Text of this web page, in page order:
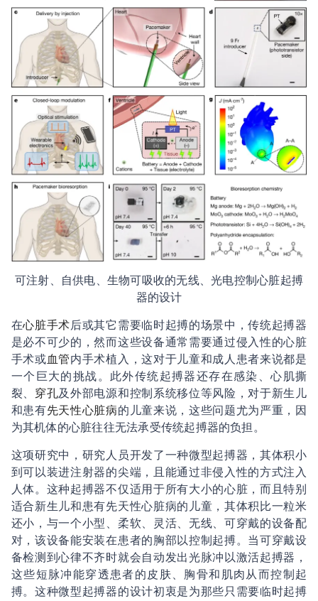
可注射、自供电、生物可吸收的无线、光电控制心脏起搏
器的设计
在心脏手术后或其它需要临时起搏的场景中，传统起搏器
是必不可少的，然而这些设备通常需要通过侵入性的心脏
手术或血管内手术植入，这对于儿童和成人患者来说都是
一个巨大的挑战。此外传统起搏器还存在感染、心肌撕
裂、 穿孔及外部电源和控制系统移位等风险，对于新生儿
和患有先天性心脏病的儿童来说，这些问题尤为严重，因
为其机体的心脏往往无法承受传统起搏器的负担。
这项研究中，研究人员开发了一种微型起搏器，其体积小
到可以装进注射器的尖端，且能通过非侵入性的方式注入
人体。这种起搏器不仅适用于所有大小的心脏，而且特别
适合新生儿和患有先天性心脏病的儿童，其体积比一粒米
还小，与一个小型、柔软、灵活、无线、可穿戴的设备配
对，该设备能安装在患者的胸部以控制起搏。当可穿戴设
备检测到心律不齐时就会自动发出光脉冲以激活起搏器，
这些短脉冲能穿透患者的皮肤、胸骨和肌肉从而控制起
搏。这种微型起搏器的设计初衷是为那些只需要临时起搏